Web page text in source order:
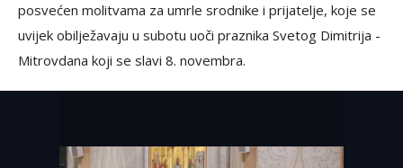
posvećen molitvama za umrle srodnike i prijatelje, koje se
uvijek obilježavaju u subotu uoči praznika Svetog Dimitrija -
Mitrovdana koji se slavi 8. novembra.